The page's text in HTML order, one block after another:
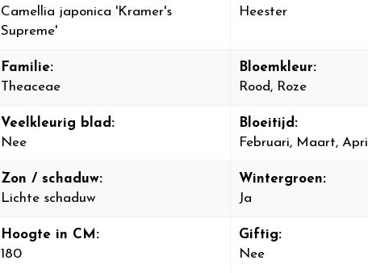
Camellia japonica 'Kramer's
Supreme'
Heester
Familie:
Theaceae
Bloemkleur:
Rood, Roze
Veelkleurig blad:
Nee
Bloeitijd:
Februari, Maart, April
Zon / schaduw:
Lichte schaduw
Wintergroen:
Ja
Hoogte in CM:
180
Giftig:
Nee